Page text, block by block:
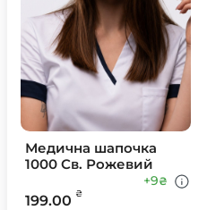
Медична шапочка
1000 Св. Рожевий
199.00 ₴
+9₴